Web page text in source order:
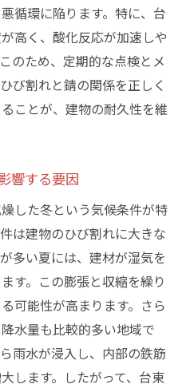
循環に陥ります。特に、台
高く、酸化反応が加速しや
のため、定期的な点検とメ
び割れと錆の関係を正しく
ことが、建物の耐久性を維
響する要因
した冬という気候条件が特
は建物のひび割れに大きな
多い夏には、建材が湿気を
す。この膨張と収縮を繰り
可能性が高まります。さら
水量も比較的多い地域で
雨水が浸入し、内部の鉄筋
します。したがって、台東